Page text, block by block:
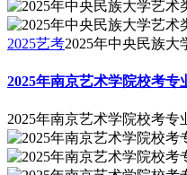
2025艺考2025年中央民族
2025年南京艺术学院校考专
2025年南京艺术学院校考专